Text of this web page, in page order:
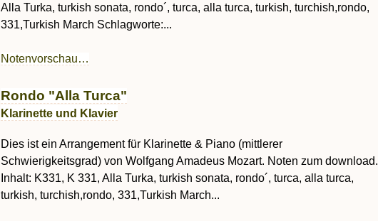
Alla Turka, turkish sonata, rondo´, turca, alla turca, turkish, turchish,rondo,
331,Turkish March Schlagworte:...
Notenvorschau…
Rondo "Alla Turca"
Klarinette und Klavier
Dies ist ein Arrangement für Klarinette & Piano (mittlerer
Schwierigkeitsgrad) von Wolfgang Amadeus Mozart. Noten zum download.
Inhalt: K331, K 331, Alla Turka, turkish sonata, rondo´, turca, alla turca,
turkish, turchish,rondo, 331,Turkish March...